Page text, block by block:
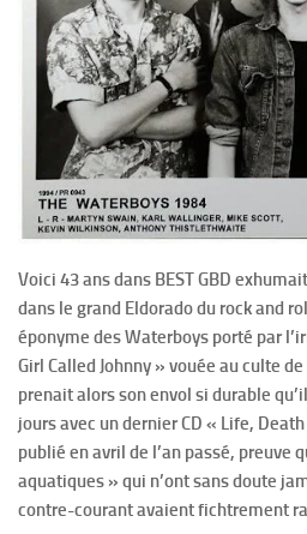
Voici 43 ans dans BEST GBD
dans le grand Eldorado du rock and
éponyme des Waterboys porté par
Girl Called Johnny » vouée au culte
prenait alors son envol si durable
jours avec un dernier CD « Life,
publié en avril de l’an passé, preuve
aquatiques » qui n’ont sans doute
contre-courant avaient fichtrement